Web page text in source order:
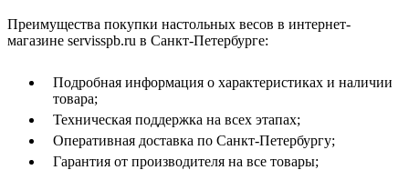
Преимущества покупки настольных весов в интернет-
магазине servisspb.ru в Санкт-Петербурге:
Подробная информация о характеристиках и наличии
товара;
Техническая поддержка на всех этапах;
Оперативная доставка по Санкт-Петербургу;
Гарантия от производителя на все товары;